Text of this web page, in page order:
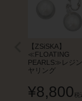
【ZSiSKA】
≪FLOATING
PEARLS≫レジ
ヤリング
¥8,800税